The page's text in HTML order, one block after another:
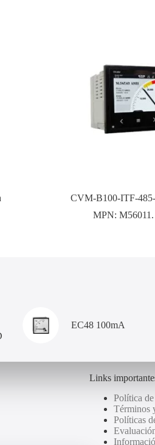
CVM-B100-ITF-
MPN:M56011.
EC48 100mA
Links
Política
Términos
Políticas